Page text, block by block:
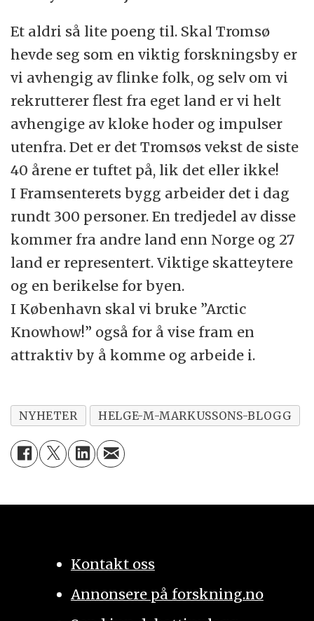
Et aldri så lite poeng til. Skal Tromsø
hevde seg som en viktig forskningsby er
vi avhengig av flinke folk, og selv om vi
rekrutterer flest fra eget land er vi helt
avhengige av kloke hoder og impulser
utenfra. Det er det Tromsøs vekst de siste
40 årene er tuftet på, lik det eller ikke!
I Framsenterets bygg arbeider det i dag
rundt 300 personer. En tredjedel av disse
kommer fra andre land enn Norge og 27
land er representert. Viktige skatteytere
og en berikelse for byen.
I København skal vi bruke ”Arctic
Knowhow!” også for å vise fram en
attraktiv by å komme og arbeide i.
NYHETER HELGE-M-MARKUSSONS-BLOGG
Kontakt oss
Annonsere på forskning.no